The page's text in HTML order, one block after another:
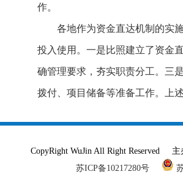
作。
各地作为资金直达机制的实
投入使用。一是比照建立了资金
确管理要求，夯实职责分工。三
拨付、项目储备等准备工作。上
CopyRight WuJin All Right Reserved
苏ICP备10217280号